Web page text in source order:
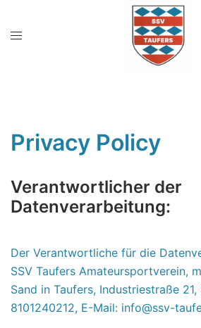
Privacy Policy
Verantwortlicher der
Datenverarbeitung:
Der Verantwortliche für die
SSV Taufers Amateursportverein,
Sand in Taufers, Industriestraße
8101240212, E-Mail: info@ssv-